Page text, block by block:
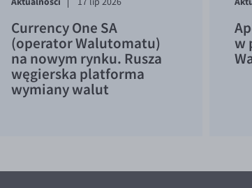
Currency One SA
(operator Walutomatu)
na nowym rynku. Rusza
węgierska platforma
wymiany walut
w